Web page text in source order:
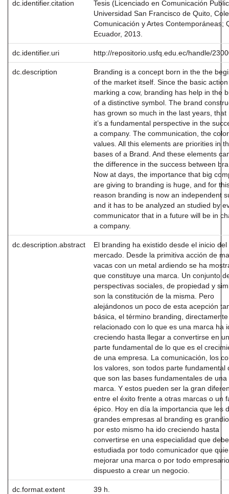
dc.identifier.citation
Tesis (Licenciado en Comunicación
Universidad San Francisco de Quito,
Comunicación y Artes Contemporáneas;
Ecuador, 2013.
dc.identifier.uri http://repositorio.usfq.edu.ec/handle/
dc.description
Branding is a concept born in the the
of the market itself. Since the basic
marking a cow, branding has help in the
of a distinctive symbol. The brand
has grown so much in the last years, that
it’s a fundamental perspective in the
a company. The communication, the
values. All this elements are priorities in
bases of a Brand. And these elements
the difference in the success between
Now at days, the importance that big
are giving to branding is huge, and for
reason branding is now an independent
and it has to be analyzed an studied by
communicator that in a future will be in
a company.
dc.description.abstract
El branding ha existido desde el inicio del
mercado. Desde la primitiva acción de
vacas con un metal ardiendo se ha
que constituye una marca. Un conjunto
perspectivas sociales, de propiedad y
son la constitución de la misma. Pero
alejándonos un poco de esta acepción
básica, el término branding, directamente
relacionado con lo que es una marca ha
creciendo hasta llegar a convertirse en
parte fundamental de lo que es el
de una empresa. La comunicación, los
los valores, son todos parte fundamental
que son las bases fundamentales de una
marca. Y estos pueden ser la gran
entre el éxito frente a otras marcas o un
épico. Hoy en día la importancia que les
grandes empresas al branding es
por esto mismo ha ido creciendo hasta
convertirse en una especialidad que
estudiada por todo comunicador que
mejorar una marca o por todo empresario
dispuesto a crear un negocio.
dc.format.extent 39 h.